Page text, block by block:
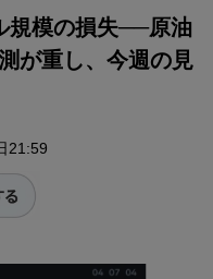
規模の損失──原油
が重し、今週の見
21:59